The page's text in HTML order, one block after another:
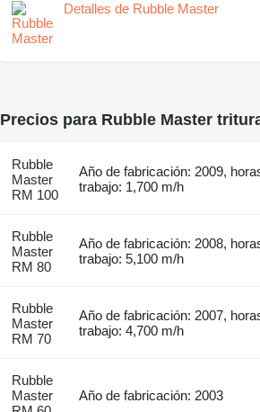
Detalles de Rubble Master
Precios para Rubble Master
Rubble
Master
RM 100
Año de fabricación: 2009,
trabajo: 1,700 m/h
Rubble
Master
RM 80
Año de fabricación: 2008,
trabajo: 5,100 m/h
Rubble
Master
RM 70
Año de fabricación: 2007,
trabajo: 4,700 m/h
Rubble
Master
Año de fabricación: 2003